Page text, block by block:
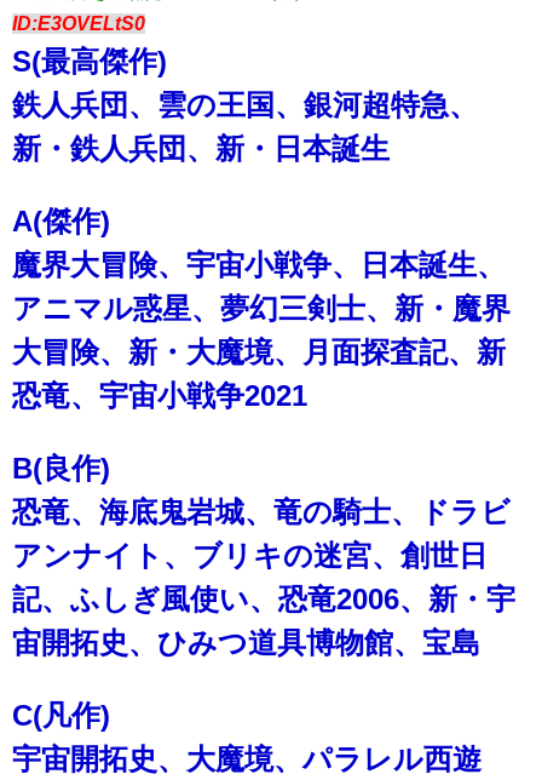
ID:E3OVELtS0
S(最高傑作)
鉄人兵団、雲の王国、銀河超特急、
新・鉄人兵団、新・日本誕生
A(傑作)
魔界大冒険、宇宙小戦争、日本誕生、
アニマル惑星、夢幻三剣士、新・魔界
大冒険、新・大魔境、月面探査記、新
恐竜、宇宙小戦争2021
B(良作)
恐竜、海底鬼岩城、竜の騎士、ドラビ
アンナイト、ブリキの迷宮、創世日
記、ふしぎ風使い、恐竜2006、新・宇
宙開拓史、ひみつ道具博物館、宝島
C(凡作)
宇宙開拓史、大魔境、パラレル西遊